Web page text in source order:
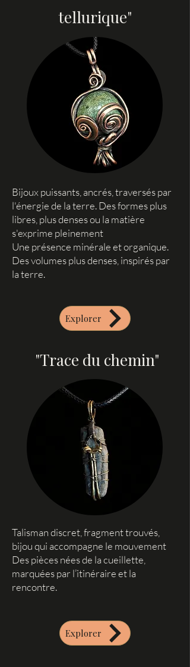
tellurique"
Bijoux puissants, ancrés, traversés par
l'énergie de la terre. Des formes plus
libres, plus denses ou la matière
s'exprime pleinement
​Une présence minérale et organique.
Des volumes plus denses, inspirés par
la terre.
Explorer
"Trace du chemin"
Talisman discret, fragment trouvés,
bijou qui accompagne le mouvement
Des pièces nées de la cueillette,
marquées par l’itinéraire et la
rencontre.
Explorer